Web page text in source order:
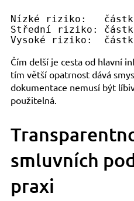
Nízké riziko:
Střední riziko:
Čím delší je cesta od hlavní
tím větší opatrnost dává
dokumentace nemusí být
použitelná.
smluvních
praxi